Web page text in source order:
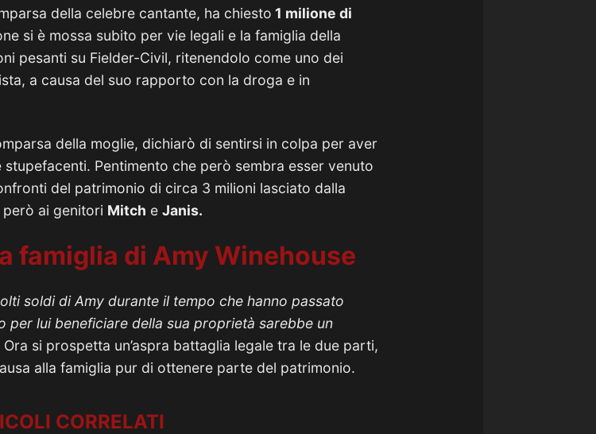
della celebre cantante, ha chiesto 1 milione di
si è mossa subito per vie legali e la famiglia della
pesanti su Fielder-Civil, ritenendolo come uno dei
a causa del suo rapporto con la droga e in
della moglie, dichiarò di sentirsi in colpa per aver
stupefacenti. Pentimento che però sembra esser venuto
del patrimonio di circa 3 milioni lasciato dalla
ai genitori Mitch e Janis.
famiglia di Amy Winehouse
soldi di Amy durante il tempo che hanno passato
per lui beneficiare della sua proprietà sarebbe un
Ora si prospetta un’aspra battaglia legale tra le due parti,
alla famiglia pur di ottenere parte del patrimonio.
CORRELATI